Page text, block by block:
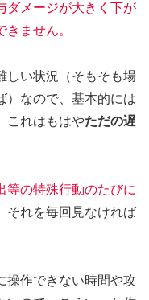
ダメージが大きく下が
ません。
しい状況（そもそも場
）なので、基本的には
これはもはやただの遅
等の特殊行動のたびに
それを毎回見なければ
操作できない時間や攻